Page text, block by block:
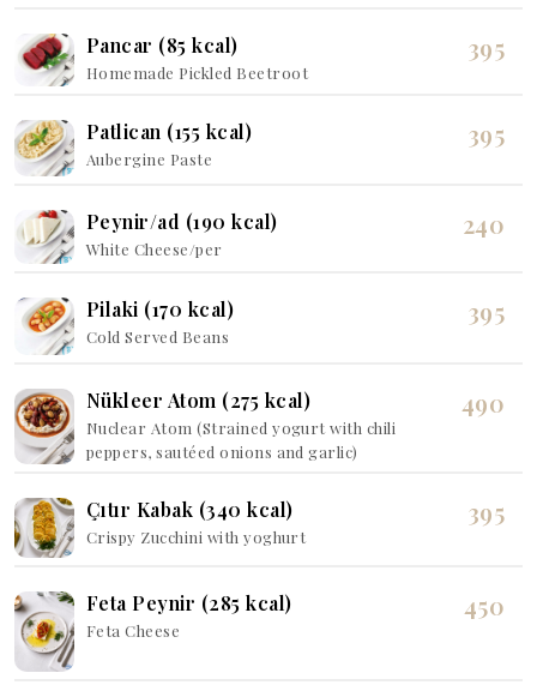
Pancar (85 kcal)
Homemade Pickled Beetroot
395
Patlican (155 kcal)
Aubergine Paste
395
Peynir/ad (190 kcal)
White Cheese/per
240
Pilaki (170 kcal)
Cold Served Beans
395
Nükleer Atom (275 kcal)
Nuclear Atom (Strained yogurt with chili
peppers, sautéed onions and garlic)
490
Çıtır Kabak (340 kcal)
Crispy Zucchini with yoghurt
395
Feta Peynir (285 kcal)
Feta Cheese
450